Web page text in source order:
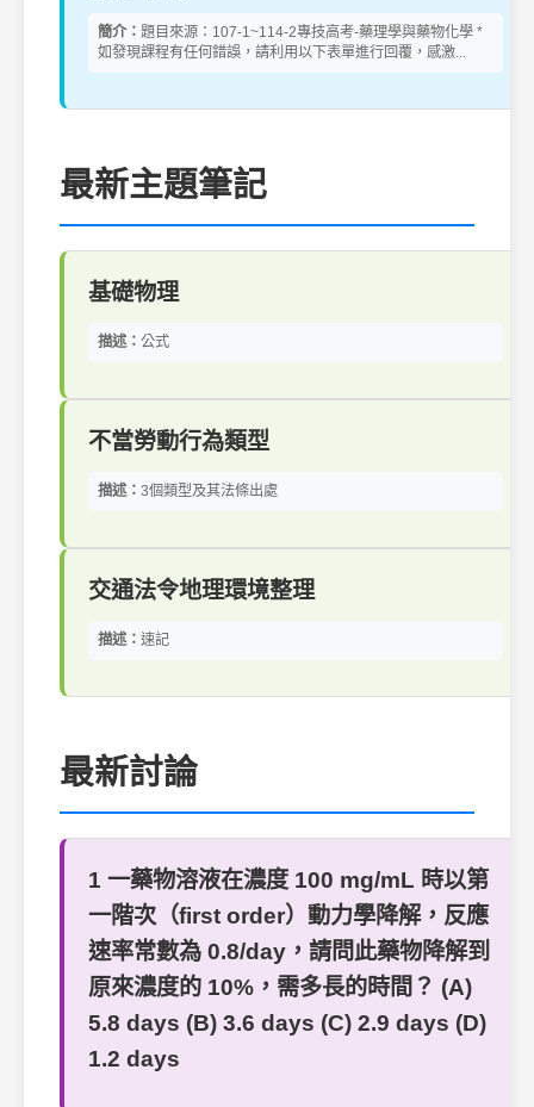
簡介： 題目來源：107-1~114-2專技高考-藥理學與藥物化學 *
如發現課程有任何錯誤，請利用以下表單進行回覆，感激...
最新主題筆記
基礎物理
描述： 公式
不當勞動行為類型
描述： 3個類型及其法條出處
交通法令地理環境整理
描述： 速記
最新討論
1 一藥物溶液在濃度 100 mg/mL 時以第
一階次（first order）動力學降解，反應
速率常數為 0.8/day，請問此藥物降解到
原來濃度的 10%，需多長的時間？ (A)
5.8 days (B) 3.6 days (C) 2.9 days (D)
1.2 days